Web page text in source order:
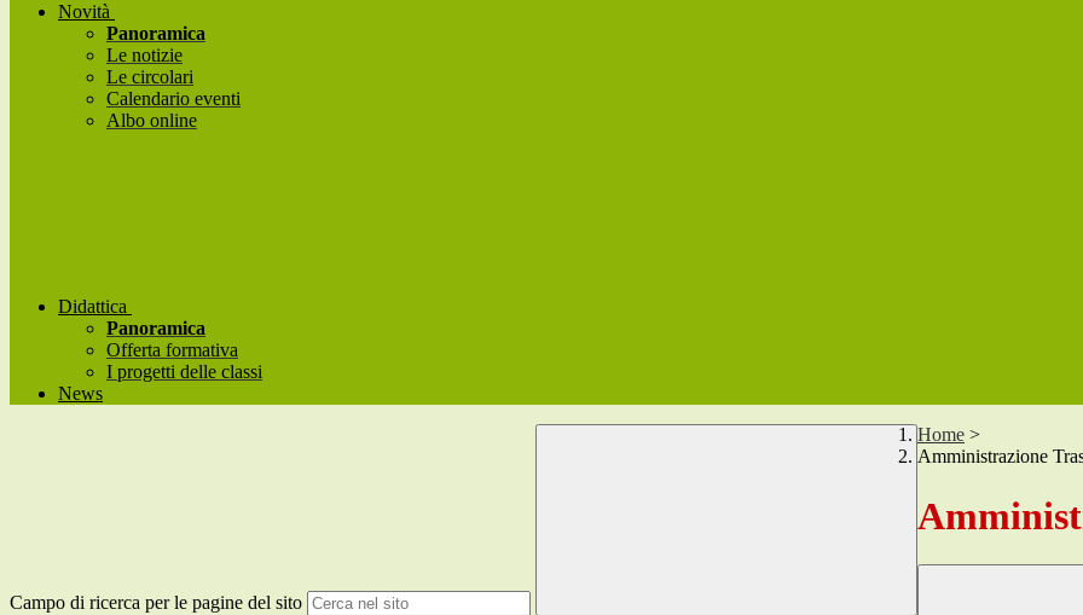
Novità
Panoramica
Le notizie
Le circolari
Calendario eventi
Albo online
Didattica
Panoramica
Offerta formativa
I progetti delle classi
News
Campo di ricerca per le pagine del sito
Home >
Amministrazione